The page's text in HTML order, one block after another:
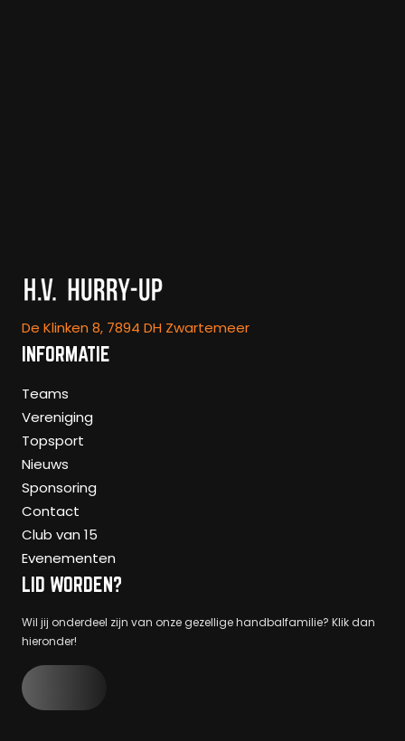
De Klinken 8, 7894 DH Zwartemeer
INFORMATIE
Teams
Vereniging
Topsport
Nieuws
Sponsoring
Contact
Club van 15
Evenementen
LID WORDEN?
Wil jij onderdeel zijn van onze gezellige handbalfamilie? Klik dan
hieronder!